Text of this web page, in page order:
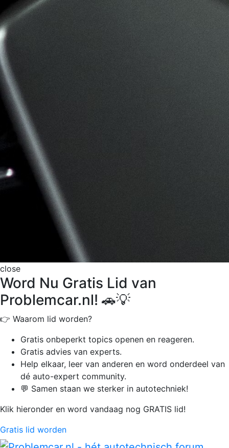
close
Word Nu Gratis Lid van
Problemcar.nl! 🚗💡
👉 Waarom lid worden?
Gratis onbeperkt topics openen en reageren.
Gratis advies van experts.
Help elkaar, leer van anderen en word onderdeel van
dé auto-expert community.
💬 Samen staan we sterker in autotechniek!
Klik hieronder en word vandaag nog GRATIS lid!
Gratis lid worden